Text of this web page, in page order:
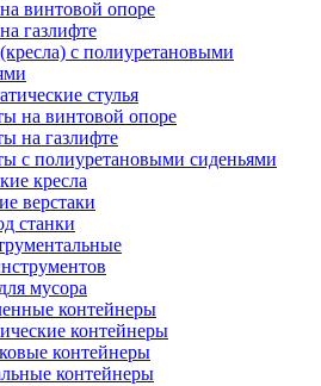
винтовой опоре
газлифте
с полиуретановыми
стулья
на винтовой опоре
на газлифте
с полиуретановыми сиденьями
кресла
верстаки
станки
мусора
контейнеры
контейнеры
контейнеры
контейнеры